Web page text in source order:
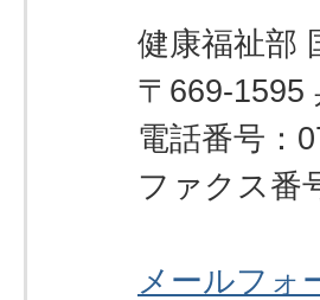
健康福祉部
〒669-1595
電話番号：
ファクス番
メールフォ